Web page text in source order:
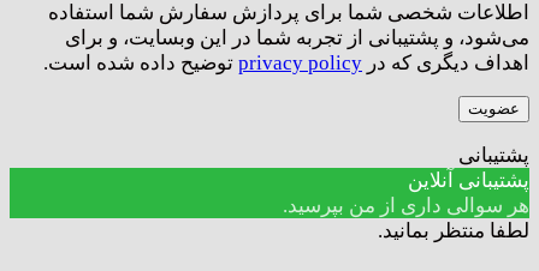
اطلاعات شخصی شما برای پردازش سفارش شما استفاده
می‌شود، و پشتیبانی از تجربه شما در این وبسایت، و برای
اهداف دیگری که در privacy policy توضیح داده شده است.
عضویت
پشتیبانی
پشتیبانی آنلاین
هر سوالی داری از من بپرسید.
لطفا منتظر بمانید.